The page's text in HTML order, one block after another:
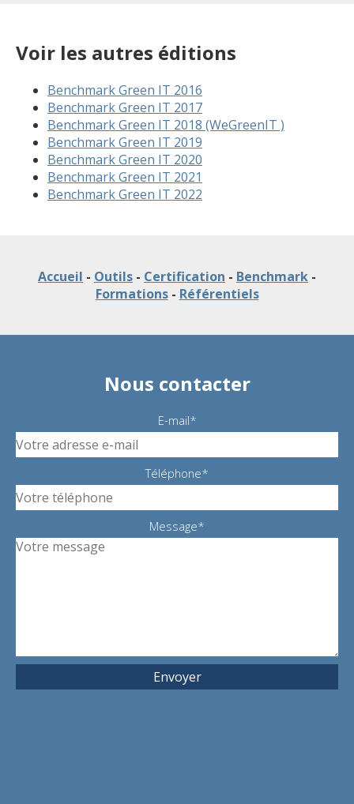
Voir les autres éditions
Benchmark Green IT 2016
Benchmark Green IT 2017
Benchmark Green IT 2018 (WeGreenIT )
Benchmark Green IT 2019
Benchmark Green IT 2020
Benchmark Green IT 2021
Benchmark Green IT 2022
Accueil - Outils - Certification - Benchmark -
Formations- Référentiels
Nous contacter
E-mail*
Téléphone*
Message*